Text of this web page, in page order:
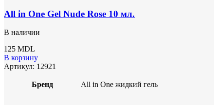
All in One Gel Nude Rose 10 мл.
В наличии
125 MDL
В корзину
Артикул: 12921
Бренд All in One жидкий гель